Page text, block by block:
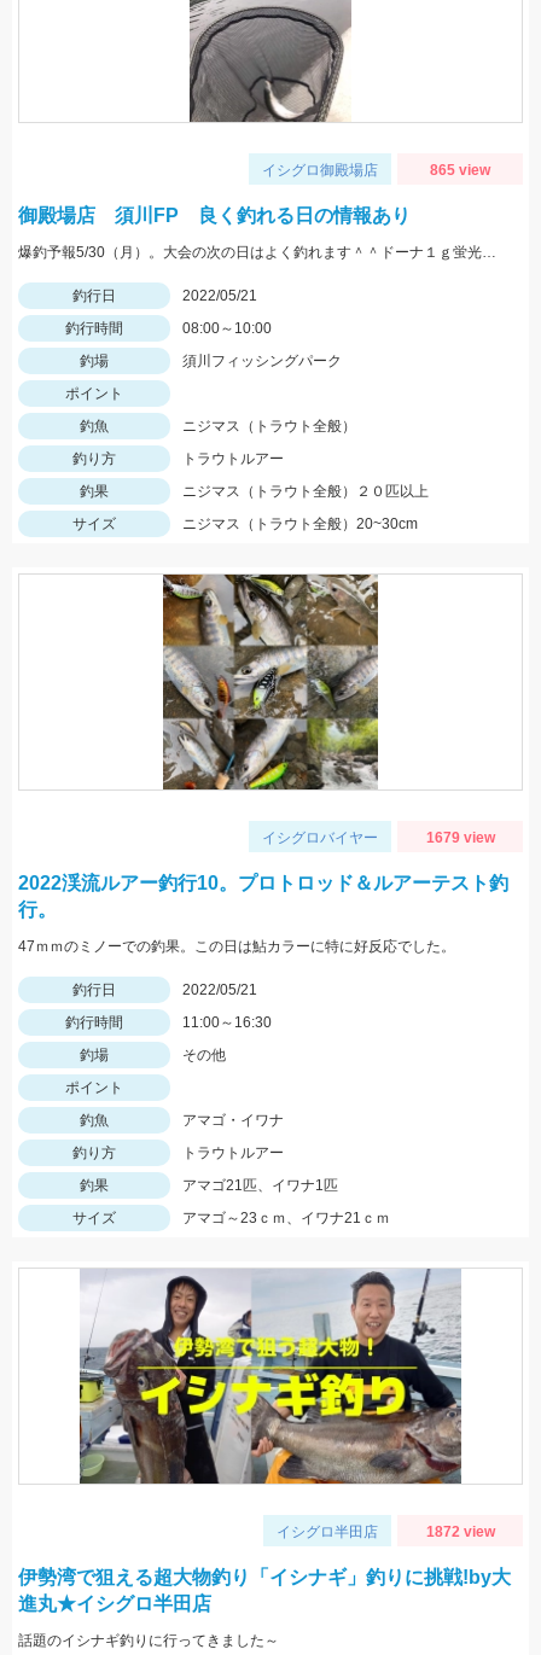
イシグロ御殿場店 865 view
御殿場店 須川FP 良く釣れる日の情報あり
爆釣予報5/30（月）。大会の次の日はよく釣れます＾＾ドーナ１ｇ蛍光ザキヤマメやミノーなどがオススメ。
釣行日
2022/05/21
釣行時間
08:00～10:00
釣場
須川フィッシングパーク
ポイント
釣魚
ニジマス（トラウト全般）
釣り方
トラウトルアー
釣果
ニジマス（トラウト全般）２０匹以上
サイズ
ニジマス（トラウト全般）20~30cm
イシグロバイヤー 1679 view
2022渓流ルアー釣行10。プロトロッド＆ルアーテスト釣
行。
47ｍｍのミノーでの釣果。この日は鮎カラーに特に好反応でした。
釣行日
2022/05/21
釣行時間
11:00～16:30
釣場
その他
ポイント
釣魚
アマゴ・イワナ
釣り方
トラウトルアー
釣果
アマゴ21匹、イワナ1匹
サイズ
アマゴ～23ｃｍ、イワナ21ｃｍ
イシグロ半田店 1872 view
伊勢湾で狙える超大物釣り「イシナギ」釣りに挑戦!by大
進丸★イシグロ半田店
話題のイシナギ釣りに行ってきました～